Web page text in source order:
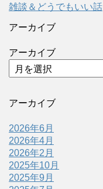
雑談＆どうでもいい話
アーカイブ
アーカイブ
アーカイブ
2026年6月
2026年4月
2026年2月
2025年10月
2025年9月